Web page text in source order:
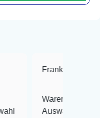
Frank Hackmayer
Warenanlieferung Top und
Auswahl plus